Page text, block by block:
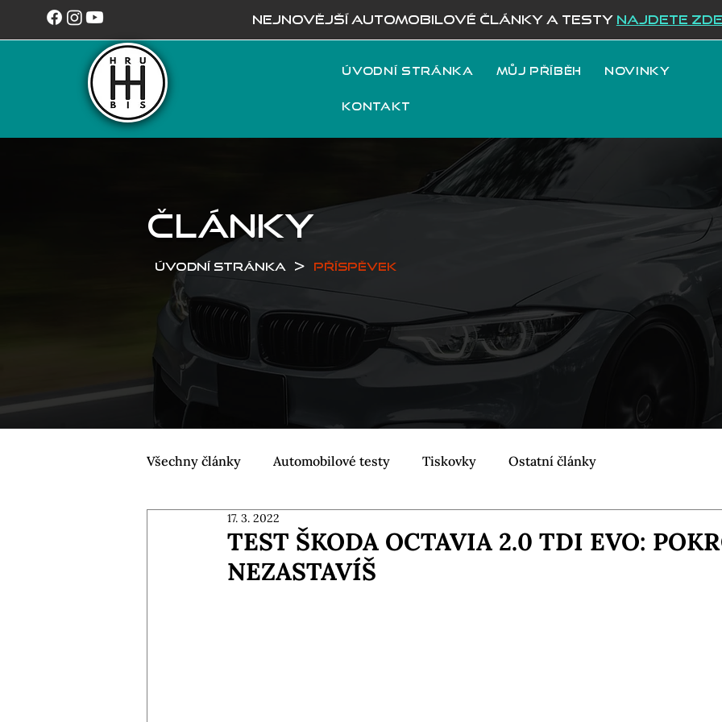
NEJNOVĚJŠÍ AUTOMOBILOVÉ ČLÁNKY A TESTY NAJDETE ZDE
Úvodní stránka Můj příběh Novinky
Kontakt
ČLÁNKY
Úvodní stránka > Příspěvek
Všechny články Automobilové testy Tiskovky Ostatní články
TEST ŠKODA OCTAVIA 2.0 TDI EVO:
NEZASTAVÍŠ
17. 3. 2022